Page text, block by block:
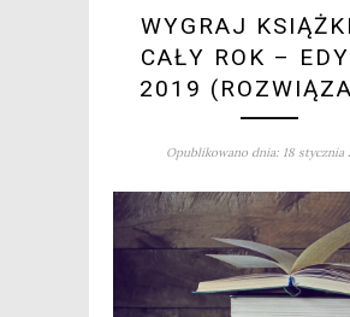
WYGRAJ
CAŁY ROK –
2019
Opublikowano dnia: 18 stycznia